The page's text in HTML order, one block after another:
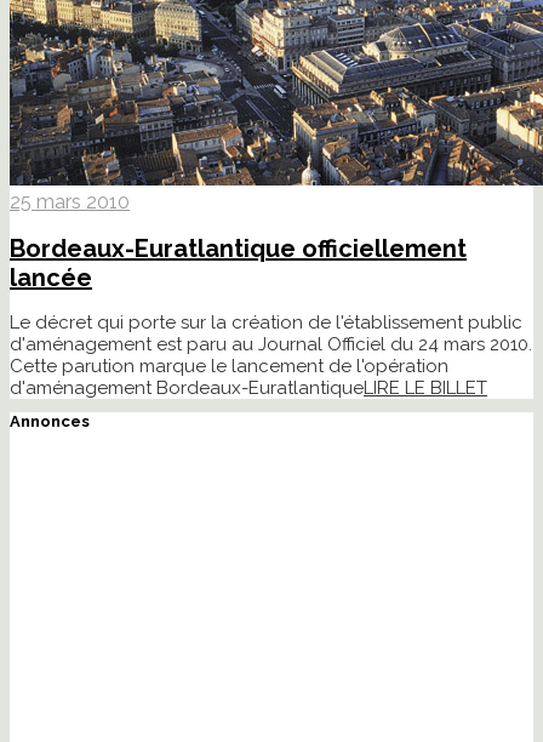
25 mars 2010
Bordeaux-Euratlantique officiellement
lancée
Le décret qui porte sur la création de l'établissement public
d'aménagement est paru au Journal Officiel du 24 mars 2010.
Cette parution marque le lancement de l'opération
d'aménagement Bordeaux-EuratlantiqueLIRE LE BILLET
Annonces